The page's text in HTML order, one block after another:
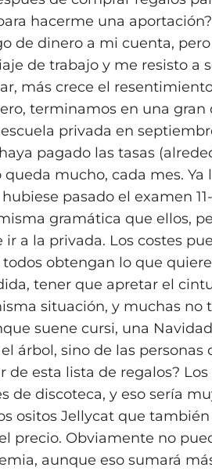
hacerme una
de dinero a mi cuenta,
de trabajo y me resisto a
más crece el
terminamos en una
privada en
pagado las tasas
mucho, cada mes. Ya
pasado el examen
gramática que ellos,
ir a la privada. Los costes
obtengan lo que
tener que apretar el
situación, y muchas no
suene cursi, una
árbol, sino de las personas
de esta lista de regalos?
de discoteca, y eso sería
ositos Jellycat que
precio. Obviamente no
aunque eso sumará